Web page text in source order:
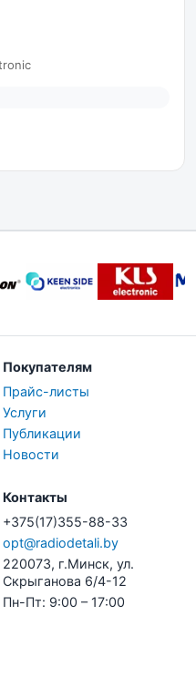
Покупателям
Прайс-листы
Услуги
Публикации
Новости
Контакты
+375(17)355-88-33
opt@radiodetali.by
220073, г.Минск, ул.
Скрыганова 6/4-12
Пн-Пт: 9:00 – 17:00